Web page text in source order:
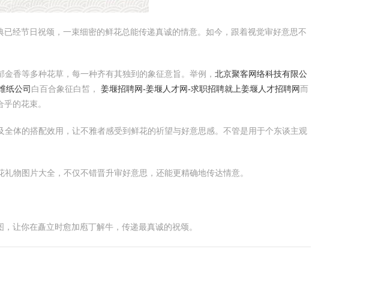
经节日祝颂，一束细密的鲜花总能传递真诚的情意。如今，跟着视觉审好意思不
香等多种花草，每一种齐有其独到的象征意旨。举例， 北京聚客网络科技有限公
纸公司 白百合象征白皙， 姜堰招聘网-姜堰人才网-求职招聘就上姜堰人才招聘网而
的花束。
体的搭配效用，让不雅者感受到鲜花的祈望与好意思感。不管是用于个东谈主观
物图片大全，不仅不错晋升审好意思，还能更精确地传达情意。
让你在矗立时愈加庖丁解牛，传递最真诚的祝颂。